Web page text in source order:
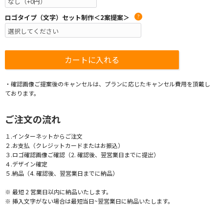
ロゴタイプ（文字）セット制作＜2案提案＞ ?
・確認画像ご提案後のキャンセルは、プランに応じたキャンセル費用を頂戴し
ております。
ご注文の流れ
１.インターネットからご注文
２.お支払（クレジットカードまたはお振込）
３.ロゴ確認画像ご確認（2. 確認後、翌営業日までに提出）
４.デザイン確定
５.納品（4. 確認後、翌営業日までに納品）
※ 最短 2 営業日以内に納品いたします。
※ 挿入文字がない場合は最短当日~翌営業日に納品いたします。